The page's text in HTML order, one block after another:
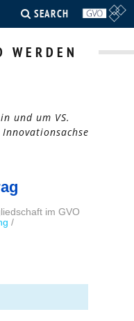
SEARCH
WERDEN
und um VS.
im GVO
/